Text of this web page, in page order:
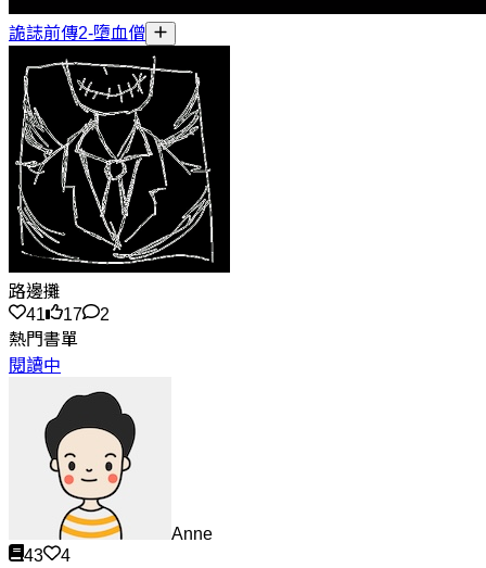
詭誌前傳2-墮血僧
路邊攤
41
17
2
熱門書單
閱讀中
Anne
43
4